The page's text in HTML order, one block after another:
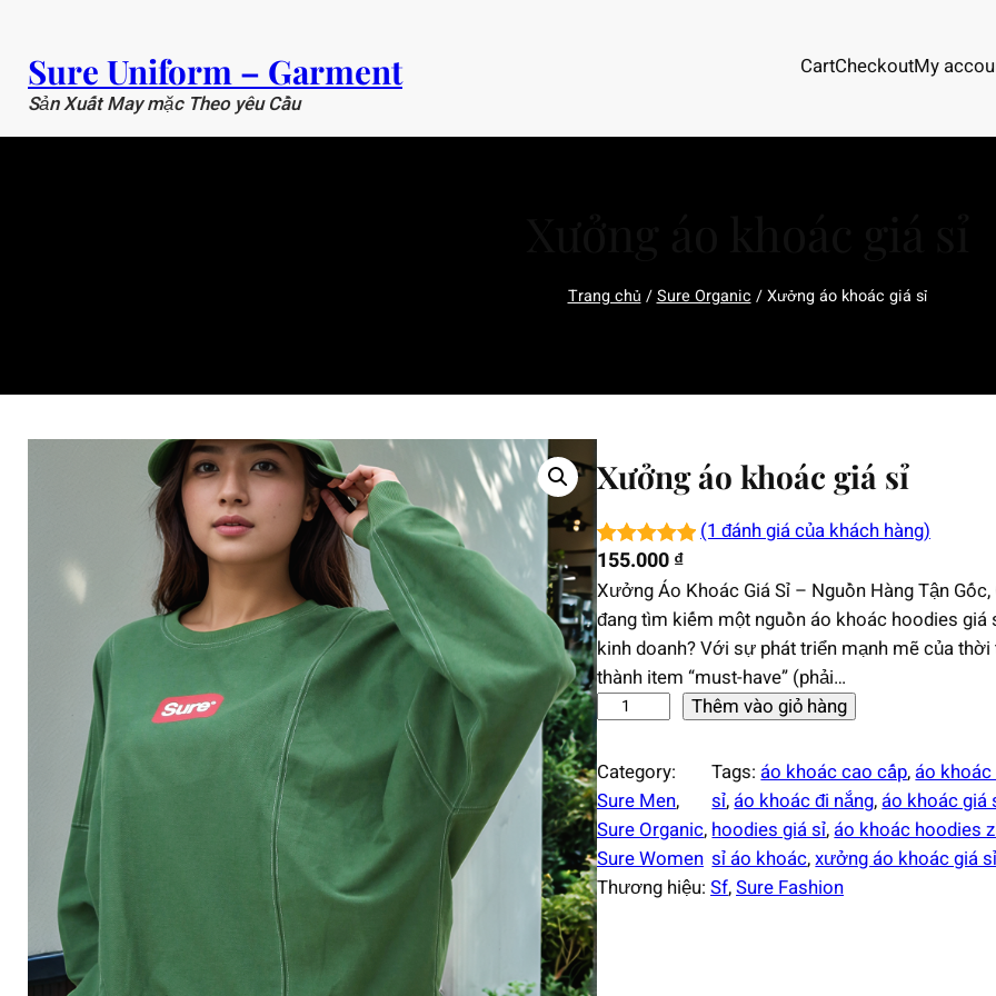
phầnSure Uniform – Garment
Sản Xuất May mặc Theo yêu Cầu
CartCheckoutMy
Trang chủ /Sure Organic / Xưởng áo khoác giá sỉ
Xưởng áo khoác giá sỉ
5.00 trên 5
dựa trên
1
đánh giá
(1 đánh giá của khách hàng)
155.000₫
Xưởng Áo Khoác Giá Sỉ – Nguồn Hàng Tận
đang tìm kiếm một nguồn áo khoác hoodies
kinh doanh? Với sự phát triển mạnh mẽ của
thành item “must-have” (phải…
X
ư
ở
n
g
á
o
k
o
Thêm vào giỏ hàng
Category:
Sure Men
Sure Organic
Sure Women
Tags: áo khoác cao cấp, áo
sỉ, áo khoác đi nắng, áo khoác giá
hoodies giá sỉ, áo khoác hoodies
sỉ áo khoác, xưởng áo khoác giá sỉ
Thương hiệu: Sf,Sure Fashion